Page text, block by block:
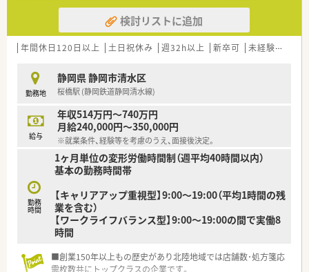
いる女性薬剤師が多数活躍中です。
■現場での経験を活かし、公募制度を利用して本部の専門職へと
キャリアチェンジした方もいます。
■地域に根ざし、患者様とのコミュニケーションを大切にしなが
【こんな方にオススメ】
■安定した大手企業で、腰を据えて長くキャリアを築いていきた
いという方に最適です。
■仕事と子育てを両立させたい方へ、法定を上回る手厚いサポー
ト制度がおすすめです。
■調剤のスペシャリストやマネジメント職など、多様なキャリア
パスから将来を選びたい方。
■人材定着率97％という数字が証明する、人間関係の良さと働
きやすさが最大の魅力です。
■お子様が小学校に入学するまで時短勤務が可能など、子育て支
援制度が非常に充実しています。
アプランを描ける可能性があります。
検討リストに追加
年間休日120日以上 土日祝休み 週32h以上 新卒可 未経験可
勤務地
静岡県 静岡市清水区
桜橋駅 (静岡鉄道静岡清水線)
給与
年収514万円～740万円
月給240,000円～350,000円
※就業条件、経験等を考慮のうえ、面接後決定。
勤務
時間
1ヶ月単位の変形労働時間制（週平均40時間以内）
基本の勤務時間帯
【キャリアアップ重視型】9:00～19:00（平均1時間の残
業を含む）
【ワークライフバランス型】9:00～19:00の間で実働8
時間
■創業150年以上もの歴史があり北陸地域では店舗数･処方箋応
需枚数共にトップクラスの企業です。